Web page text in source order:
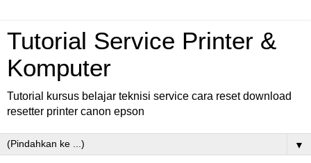
Tutorial Service Printer &
Komputer
Tutorial kursus belajar teknisi service cara reset download
resetter printer canon epson
▼